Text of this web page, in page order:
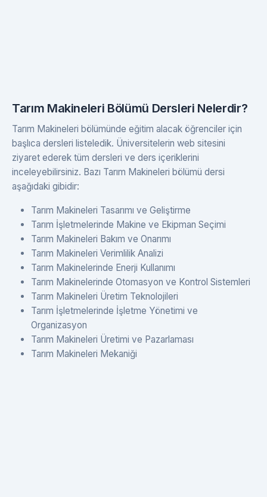
Tarım Makineleri Bölümü Dersleri Nelerdir?
Tarım Makineleri bölümünde eğitim alacak öğrenciler için
başlıca dersleri listeledik. Üniversitelerin web sitesini
ziyaret ederek tüm dersleri ve ders içeriklerini
inceleyebilirsiniz. Bazı Tarım Makineleri bölümü dersi
aşağıdaki gibidir:
Tarım Makineleri Tasarımı ve Geliştirme
Tarım İşletmelerinde Makine ve Ekipman Seçimi
Tarım Makineleri Bakım ve Onarımı
Tarım Makineleri Verimlilik Analizi
Tarım Makinelerinde Enerji Kullanımı
Tarım Makinelerinde Otomasyon ve Kontrol Sistemleri
Tarım Makineleri Üretim Teknolojileri
Tarım İşletmelerinde İşletme Yönetimi ve
Organizasyon
Tarım Makineleri Üretimi ve Pazarlaması
Tarım Makineleri Mekaniği